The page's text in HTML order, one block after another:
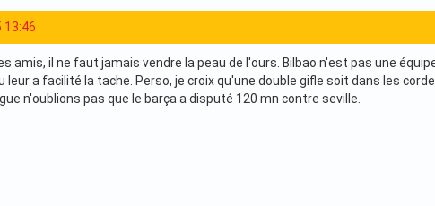
13:46
amis, il ne faut jamais vendre la peau de l'ours. Bilbao n'est pas une
leur a facilité la tache. Perso, je croix qu'une double gifle soit dans les
n'oublions pas que le barça a disputé 120 mn contre seville.